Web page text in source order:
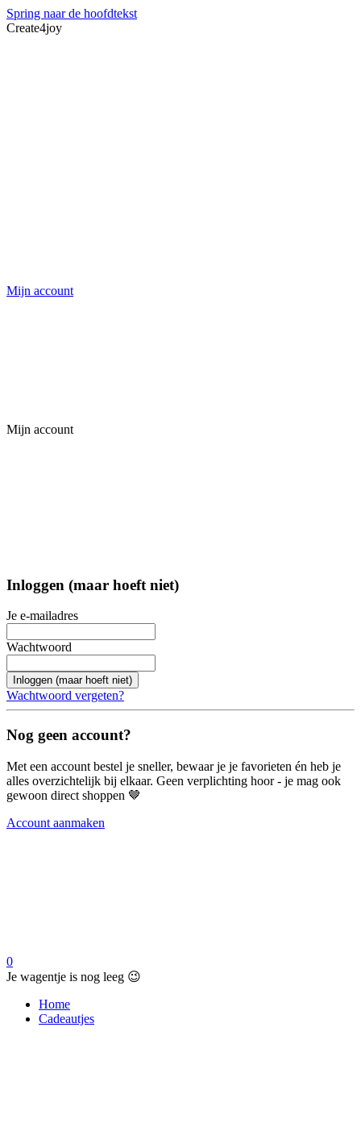
Spring naar de hoofdtekst
Create4joy
Mijn account
Mijn account
Inloggen (maar hoeft niet)
Je e-mailadres
Wachtwoord
Inloggen (maar hoeft niet)
Wachtwoord vergeten?
Nog geen account?
Met een account bestel je sneller, bewaar je je favorieten én heb je
alles overzichtelijk bij elkaar. Geen verplichting hoor - je mag ook
gewoon direct shoppen 🤎
Account aanmaken
0
Je wagentje is nog leeg 😉
Home
Cadeautjes